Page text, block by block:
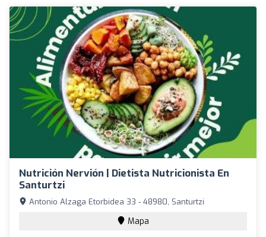
Nutrición Nervión | Dietista Nutricionista En
Santurtzi
Antonio Alzaga Etorbidea 33 - 48980, Santurtzi
Mapa